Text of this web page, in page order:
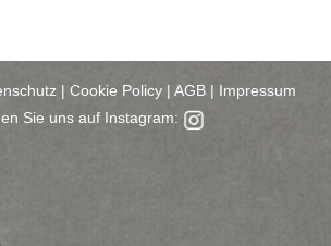
| Cookie Policy | AGB | Impressum
Sie uns auf Instagram: